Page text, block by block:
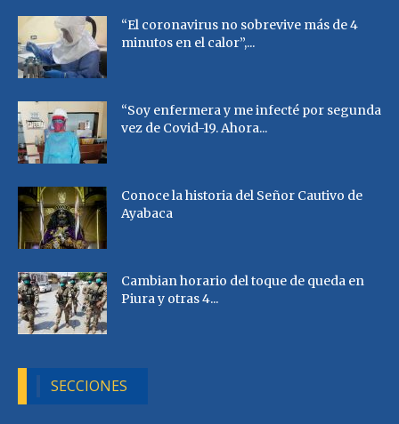
“El coronavirus no sobrevive más de 4
minutos en el calor”,...
“Soy enfermera y me infecté por segunda
vez de Covid-19. Ahora...
Conoce la historia del Señor Cautivo de
Ayabaca
Cambian horario del toque de queda en
Piura y otras 4...
SECCIONES